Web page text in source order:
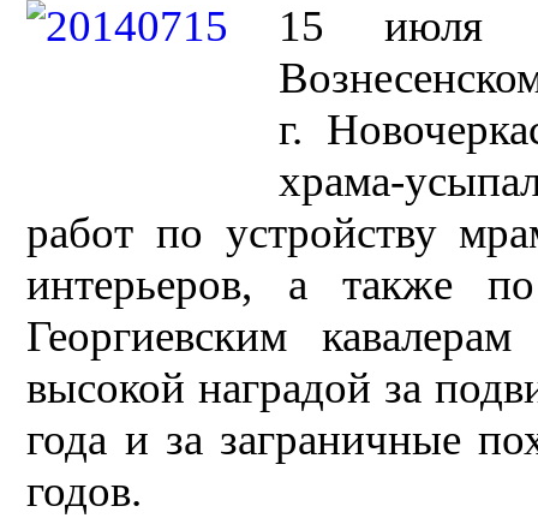
15 июля
г.
храма-
работ по устройству
интерьеров, а также
Георгиевским
высокой наградой за
года и за заграничные
годов.